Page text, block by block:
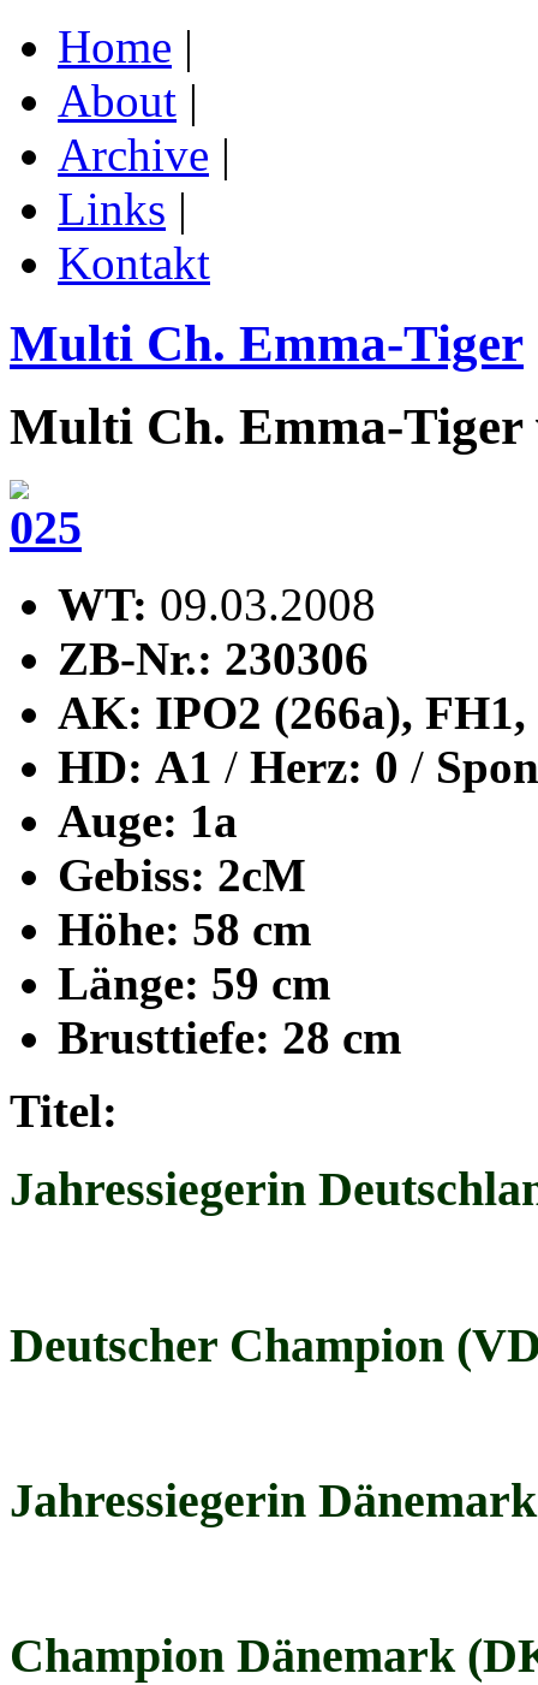
Home |
About |
Archive |
Links |
Kontakt
Multi Ch. Emma-Tiger
Multi Ch. Emma-Tiger
WT: 09.03.2008
ZB-Nr.: 230306
AK: IPO2 (266a), FH1,
HD: A1 / Herz: 0 /
Auge: 1a
Gebiss: 2cM
Höhe: 58 cm
Länge: 59 cm
Brusttiefe: 28 cm
Titel:
Jahressiegerin
Deutscher Champion
Jahressiegerin
Champion Dänemark